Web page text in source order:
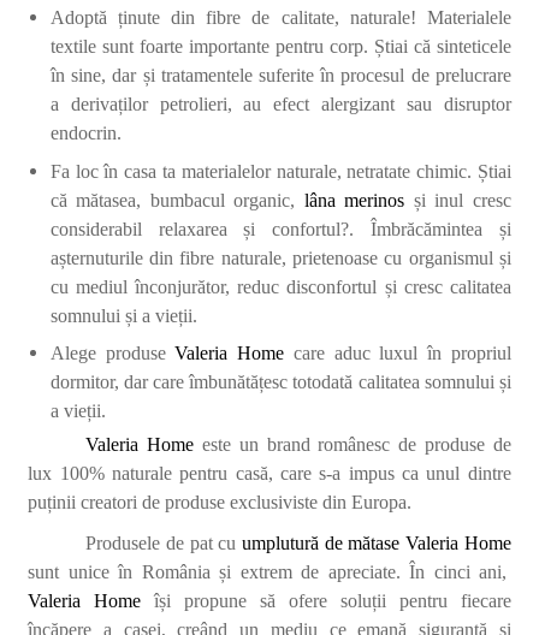
Adoptă ținute din fibre de calitate, naturale! Materialele
textile sunt foarte importante pentru corp. Știai că sinteticele
în sine, dar și tratamentele suferite în procesul de prelucrare
a derivaților petrolieri, au efect alergizant sau disruptor
endocrin.
Fa loc în casa ta materialelor naturale, netratate chimic. Știai
că mătasea, bumbacul organic, lâna merinos și inul cresc
considerabil relaxarea și confortul?. Îmbrăcămintea și
așternuturile din fibre naturale, prietenoase cu organismul și
cu mediul înconjurător, reduc disconfortul și cresc calitatea
somnului și a vieții.
Alege produseValeria Home care aduc luxul în propriul
dormitor, dar care îmbunătățesc totodată calitatea somnului și
a vieții.
Valeria Home este un brand românesc de produse de
lux 100% naturale pentru casă, care s-a impus ca unul dintre
puținii creatori de produse exclusiviste din Europa.
Produsele de pat cu umplutură de mătase Valeria Home
sunt unice în România și extrem de apreciate. În cinci ani,
Valeria Home își propune să ofere soluții pentru fiecare
încăpere a casei, creând un mediu ce emană siguranță și